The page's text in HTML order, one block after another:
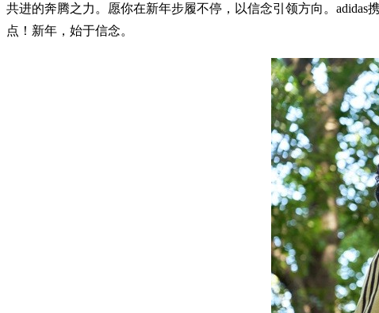
共进的奔腾之力。愿你在新年步履不停，以信念引领方向。
点！新年，始于信念。